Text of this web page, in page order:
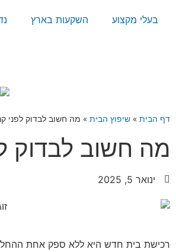
בעלי מקצוע השקעות בארץ
דף הבית » שיפוץ הבית » מה חשוב לבדוק לפני
מה חשוב לבדוק
ינואר 5, 2025
רכישת בית חדש היא ללא ספק אחת